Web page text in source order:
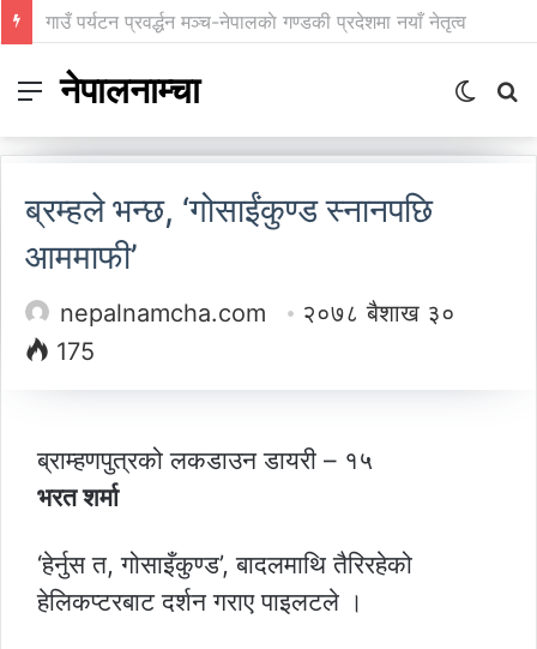
गाउँ पर्यटन प्रवर्द्धन मञ्च-नेपालकाे गण्डकी प्रदेशमा नयाँ नेतृत्व
Menu
नेपालनाम्चा
Switch
ब्रम्हले भन्छ, ‘गोसाईंकुण्ड स्नानपछि
आममाफी’
nepalnamcha.com
२०७८ बैशाख ३०
175
ब्राम्हणपुत्रको लकडाउन डायरी – १५
भरत शर्मा
‘हेर्नुस त, गोसाइँकुण्ड’, बादलमाथि तैरिरहेको
हेलिकप्टरबाट दर्शन गराए पाइलटले ।